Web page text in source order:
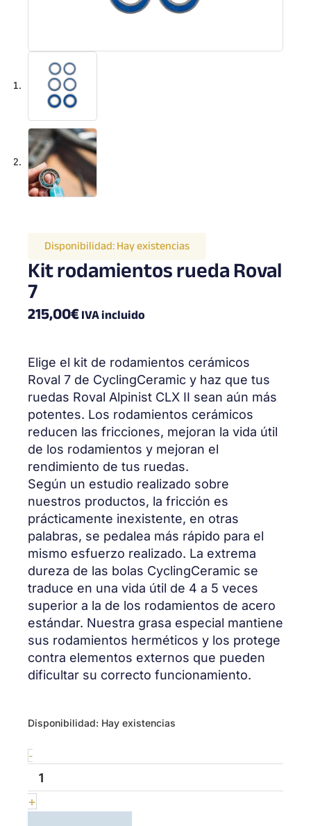
Disponibilidad:Hay existencias
Kit rodamientos rueda Roval
7
215,00€IVA incluido
Elige el kit de rodamientos cerámicos
Roval 7 de CyclingCeramic y haz que tus
ruedas Roval Alpinist CLX II sean aún más
potentes. Los rodamientos cerámicos
reducen las fricciones, mejoran la vida útil
de los rodamientos y mejoran el
rendimiento de tus ruedas.
Según un estudio realizado sobre
nuestros productos, la fricción es
prácticamente inexistente, en otras
palabras, se pedalea más rápido para el
mismo esfuerzo realizado. La extrema
dureza de las bolas CyclingCeramic se
traduce en una vida útil de 4 a 5 veces
superior a la de los rodamientos de acero
estándar. Nuestra grasa especial mantiene
sus rodamientos herméticos y los protege
contra elementos externos que pueden
dificultar su correcto funcionamiento.
Disponibilidad: Hay existencias
-
Wheel
kit
Roval
cantidad
+